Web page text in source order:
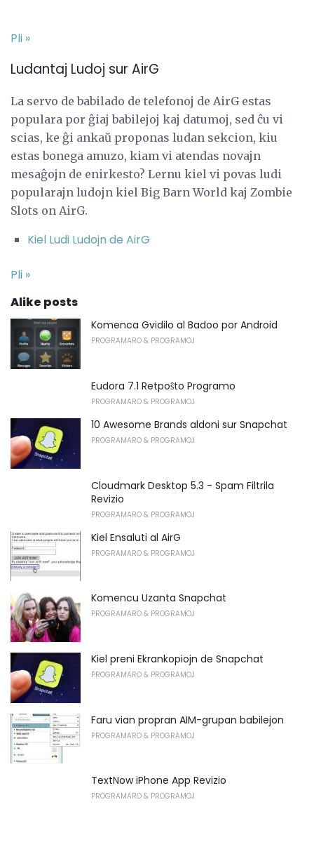
Pli »
Ludantaj Ludoj sur AirG
La servo de babilado de telefonoj de AirG estas
populara por ĝiaj babilejoj kaj datumoj, sed ĉu vi
scias, ke ĝi ankaŭ proponas ludan sekcion, kiu
estas bonega amuzo, kiam vi atendas novajn
mesaĝojn de enirkesto? Lernu kiel vi povas ludi
popularajn ludojn kiel Big Barn World kaj Zombie
Slots on AirG.
Kiel Ludi Ludojn de AirG
Pli »
Alike posts
Komenca Gvidilo al Badoo por Android
PROGRAMARO & PROGRAMOJ
Eudora 7.1 Retpoŝto Programo
PROGRAMARO & PROGRAMOJ
10 Awesome Brands aldoni sur Snapchat
PROGRAMARO & PROGRAMOJ
Cloudmark Desktop 5.3 - Spam Filtrila
Revizio
PROGRAMARO & PROGRAMOJ
Kiel Ensaluti al AirG
PROGRAMARO & PROGRAMOJ
Komencu Uzanta Snapchat
PROGRAMARO & PROGRAMOJ
Kiel preni Ekrankopiojn de Snapchat
PROGRAMARO & PROGRAMOJ
Faru vian propran AIM-grupan babilejon
PROGRAMARO & PROGRAMOJ
TextNow iPhone App Revizio
PROGRAMARO & PROGRAMOJ